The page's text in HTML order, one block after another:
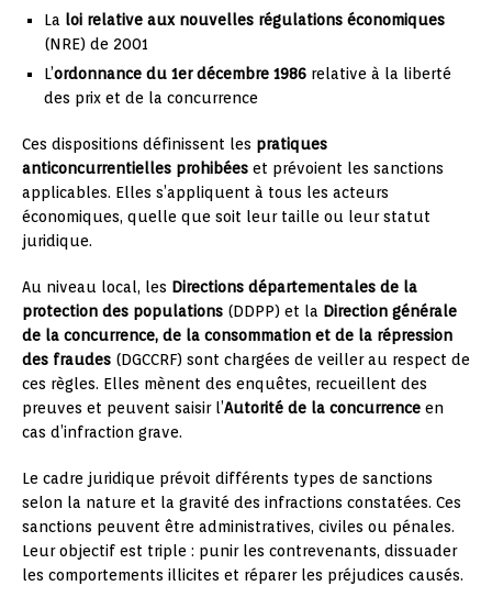
La loi relative aux nouvelles régulations économiques
(NRE) de 2001
L’ordonnance du 1er décembre 1986 relative à la liberté
des prix et de la concurrence
Ces dispositions définissent les pratiques
anticoncurrentielles prohibées et prévoient les sanctions
applicables. Elles s’appliquent à tous les acteurs
économiques, quelle que soit leur taille ou leur statut
juridique.
Au niveau local, les Directions départementales de la
protection des populations (DDPP) et la Direction générale
de la concurrence, de la consommation et de la répression
des fraudes (DGCCRF) sont chargées de veiller au respect de
ces règles. Elles mènent des enquêtes, recueillent des
preuves et peuvent saisir l’Autorité de la concurrence en
cas d’infraction grave.
Le cadre juridique prévoit différents types de sanctions
selon la nature et la gravité des infractions constatées. Ces
sanctions peuvent être administratives, civiles ou pénales.
Leur objectif est triple : punir les contrevenants, dissuader
les comportements illicites et réparer les préjudices causés.